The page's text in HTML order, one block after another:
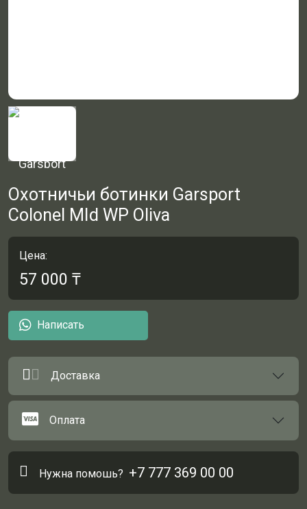
Охотничьи ботинки Garsport
Colonel MId WP Oliva
Цена:
57 000 ₸
Написать
Доставка
Оплата
Нужна помошь? +7 777 369 00 00